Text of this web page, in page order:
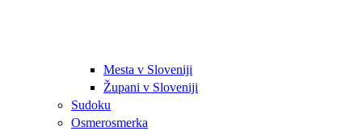
Mesta v Sloveniji
Župani v Sloveniji
Sudoku
Osmerosmerka